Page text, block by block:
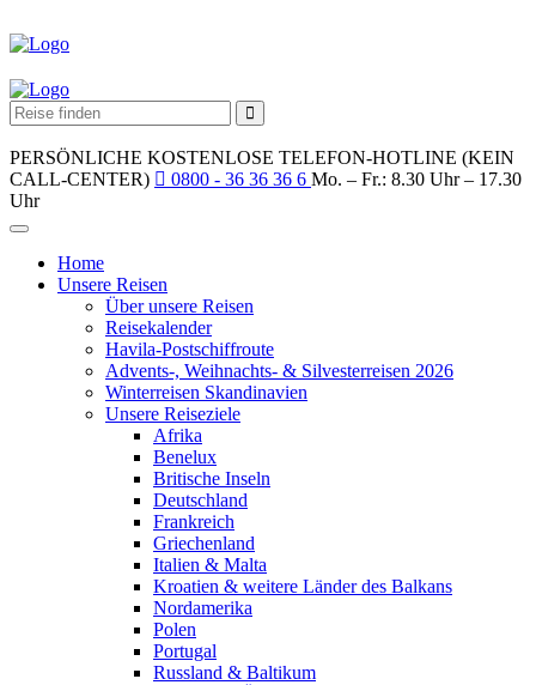
PERSÖNLICHE KOSTENLOSE TELEFON-HOTLINE (KEIN
CALL-CENTER)
0800 - 36 36 36 6 Mo. – Fr.: 8.30 Uhr – 17.30
Uhr
Home
Unsere Reisen
Über unsere Reisen
Reisekalender
Havila-Postschiffroute
Advents-, Weihnachts- & Silvesterreisen 2026
Winterreisen Skandinavien
Unsere Reiseziele
Afrika
Benelux
Britische Inseln
Deutschland
Frankreich
Griechenland
Italien & Malta
Kroatien & weitere Länder des Balkans
Nordamerika
Polen
Portugal
Russland & Baltikum